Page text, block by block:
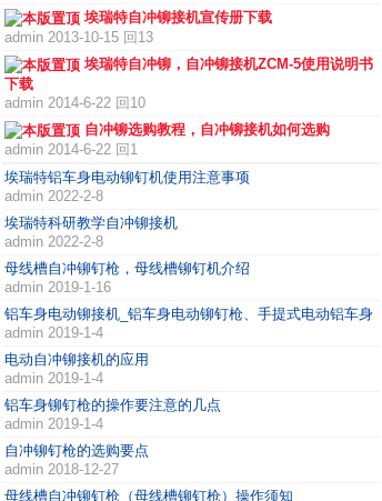
埃瑞特自冲铆接机宣传册下载
admin 2013-10-15 回13
埃瑞特自冲铆，自冲铆接机ZCM-5使用说明书
下载
admin 2014-6-22 回10
自冲铆选购教程，自冲铆接机如何选购
admin 2014-6-22 回1
埃瑞特铝车身电动铆钉机使用注意事项
admin 2022-2-8
埃瑞特科研教学自冲铆接机
admin 2022-2-8
母线槽自冲铆钉枪，母线槽铆钉机介绍
admin 2019-1-16
铝车身电动铆接机_铝车身电动铆钉枪、手提式电动铝车身
admin 2019-1-4
电动自冲铆接机的应用
admin 2019-1-4
铝车身铆钉枪的操作要注意的几点
admin 2019-1-4
自冲铆钉枪的选购要点
admin 2018-12-27
母线槽自冲铆钉枪（母线槽铆钉枪）操作须知